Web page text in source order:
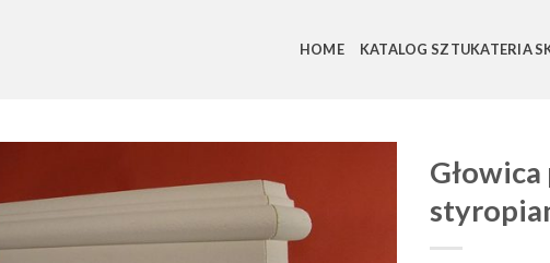
HOME KATALOG SZTUKATERIA